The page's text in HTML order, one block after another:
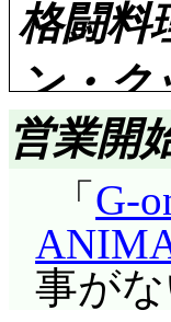
評価
雁国
連れ
少し
が巧
格闘料
ン・ク
評価
ドン
営業開
「 G-
事が